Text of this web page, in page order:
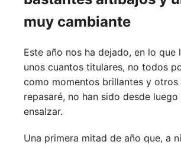
muy cambiante
Este año nos ha dejado, en lo que
unos cuantos titulares, no todos
como momentos brillantes y otros
repasaré, no han sido desde luego
ensalzar.
Una primera mitad de año que, a